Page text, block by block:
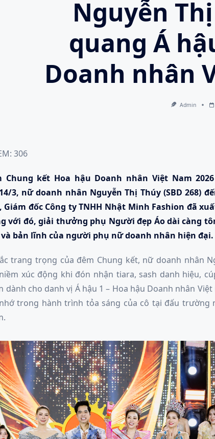
Nguyễn
quang Á
Doanh nhân
Admin
306
Chung kết Hoa hậu Doanh nhân Việt Nam
3, nữ doanh nhân Nguyễn Thị Thúy (SBD 268)
, Giám đốc Công ty TNHH Nhật Minh Fashion đã
với đó, giải thưởng phụ Người đẹp Áo dài càng
bản lĩnh của người phụ nữ doanh nhân hiện đại.
trang trọng của đêm Chung kết, nữ doanh nhân
xúc động khi đón nhận tiara, sash danh hiệu,
dành cho danh vị Á hậu 1 – Hoa hậu Doanh nhân
trong hành trình tỏa sáng của cô tại đấu trường